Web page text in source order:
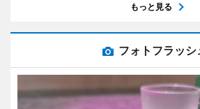
もっと見る
フォトフラッシ